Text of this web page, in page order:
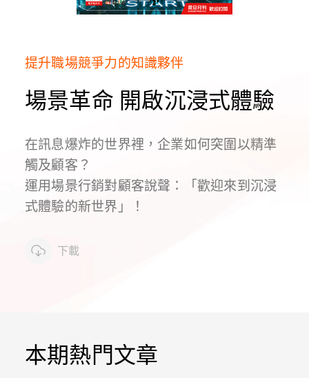
提升職場競爭力的知識夥伴
場景革命 開啟沉浸式體驗
在訊息爆炸的世界裡，企業如何突圍以精準
觸及顧客？
運用場景行銷對顧客說聲：「歡迎來到沉浸
式體驗的新世界」！
下載
本期熱門文章